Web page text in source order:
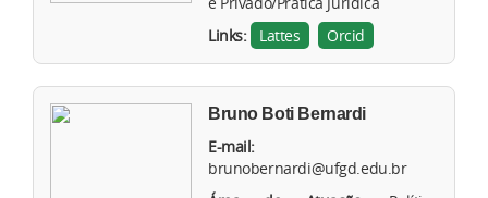
Links:
Lattes Orcid
Bruno Boti Bernardi
E-mail:
brunobernardi@ufgd.edu.br